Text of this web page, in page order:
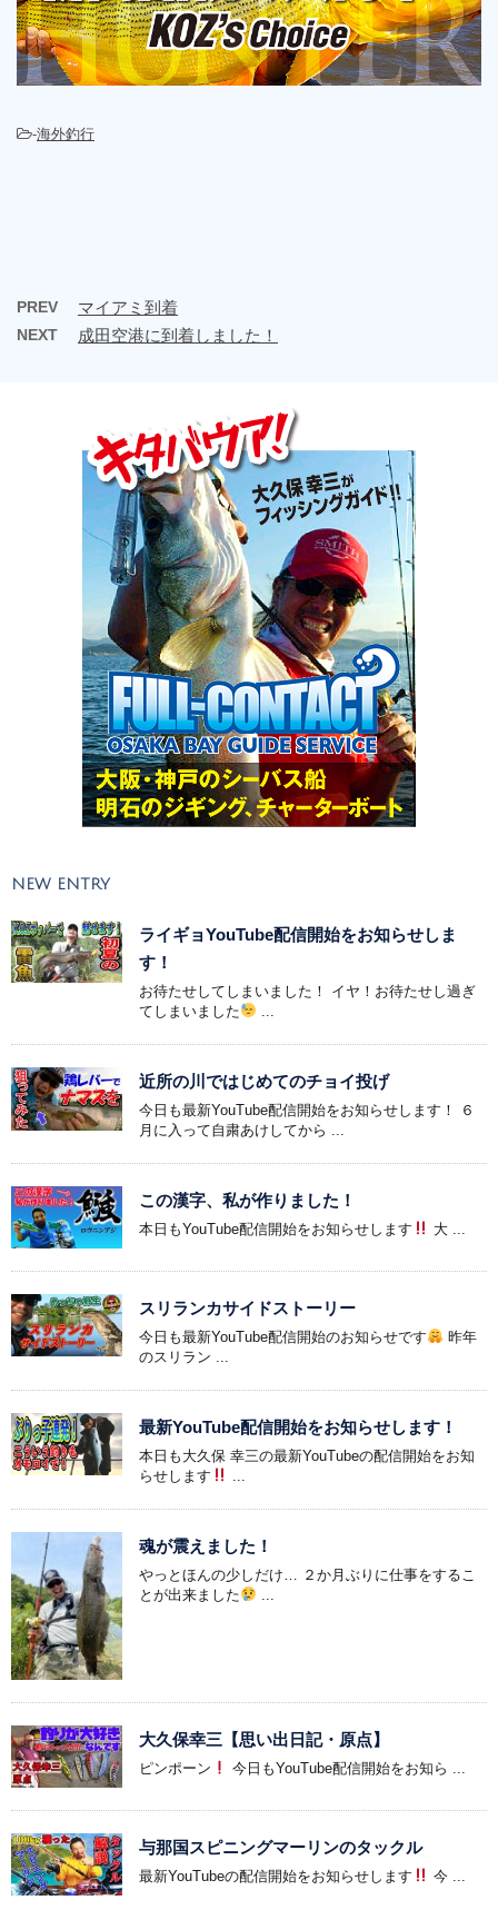
-海外釣行
PREV マイアミ到着
NEXT 成田空港に到着しました！
NEW ENTRY
ライギョYouTube配信開始をお知らせしま
す！
お待たせしてしまいました！ イヤ！お待たせし過ぎ
てしまいました
...
近所の川ではじめてのチョイ投げ
今日も最新YouTube配信開始をお知らせします！ ６
月に入って自粛あけしてから ...
この漢字、私が作りました！
本日もYouTube配信開始をお知らせします 大 ...
スリランカサイドストーリー
今日も最新YouTube配信開始のお知らせです
昨年
のスリラン ...
最新YouTube配信開始をお知らせします！
本日も大久保 幸三の最新YouTubeの配信開始をお知
らせします
...
魂が震えました！
やっとほんの少しだけ… ２か月ぶりに仕事をするこ
とが出来ました
...
大久保幸三【思い出日記・原点】
ピンポーン 今日もYouTube配信開始をお知ら ...
与那国スピニングマーリンのタックル
最新YouTubeの配信開始をお知らせします 今 ...